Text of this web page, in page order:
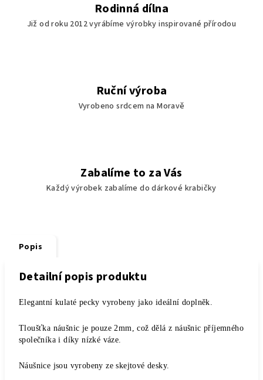
Rodinná dílna
Již od roku 2012 vyrábíme výrobky inspirované přírodou
Ruční výroba
Vyrobeno srdcem na Moravě
Zabalíme to za Vás
Každý výrobek zabalíme do dárkové krabičky
Popis
Detailní popis produktu
Elegantní kulaté pecky vyrobeny jako ideální doplněk.
Tloušťka náušnic je pouze 2mm, což dělá z náušnic příjemného
společníka i díky nízké váze.
Náušnice jsou vyrobeny ze skejtové desky.